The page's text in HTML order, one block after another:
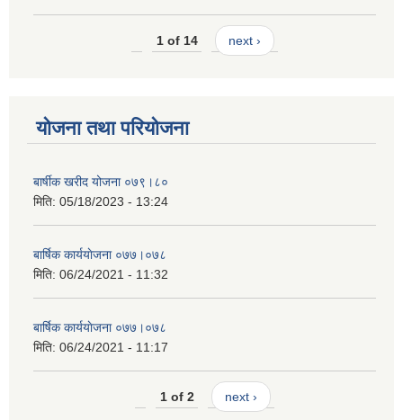
1 of 14 next ›
योजना तथा परियोजना
बार्षीक खरीद योजना ०७९।८०
मिति: 05/18/2023 - 13:24
बार्षिक कार्ययाेजना ०७७।०७८
मिति: 06/24/2021 - 11:32
बार्षिक कार्ययाेजना ०७७।०७८
मिति: 06/24/2021 - 11:17
1 of 2 next ›